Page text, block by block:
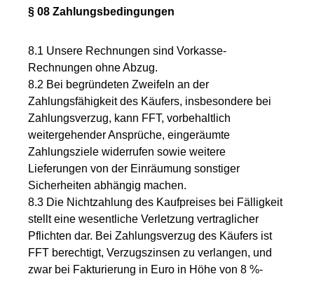
§ 08 Zahlungsbedingungen
8.1 Unsere Rechnungen sind Vorkasse-
Rechnungen ohne Abzug.
8.2 Bei begründeten Zweifeln an der
Zahlungsfähigkeit des Käufers, insbesondere bei
Zahlungsverzug, kann FFT, vorbehaltlich
weitergehender Ansprüche, eingeräumte
Zahlungsziele widerrufen sowie weitere
Lieferungen von der Einräumung sonstiger
Sicherheiten abhängig machen.
8.3 Die Nichtzahlung des Kaufpreises bei Fälligkeit
stellt eine wesentliche Verletzung vertraglicher
Pflichten dar. Bei Zahlungsverzug des Käufers ist
FFT berechtigt, Verzugszinsen zu verlangen, und
zwar bei Fakturierung in Euro in Höhe von 8 %-